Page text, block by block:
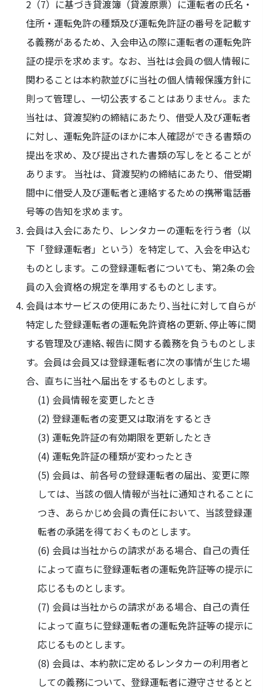
2（7）に基づき貸渡簿（貸渡原票）に運転者の氏名・
住所・運転免許の種類及び運転免許証の番号を記載す
る義務があるため、入会申込の際に運転者の運転免許
証の提示を求めます。なお、当社は会員の個人情報に
関わることは本約款並びに当社の個人情報保護方針に
則って管理し、一切公表することはありません。また
当社は、貸渡契約の締結にあたり、借受人及び運転者
に対し、運転免許証のほかに本人確認ができる書類の
提出を求め、及び提出された書類の写しをとることが
あります。 当社は、貸渡契約の締結にあたり、借受期
間中に借受人及び運転者と連絡するための携帯電話番
号等の告知を求めます。
会員は入会にあたり、レンタカーの運転を行う者（以
下「登録運転者」という）を特定して、入会を申込む
ものとします。この登録運転者についても、第2条の会
員の入会資格の規定を準用するものとします。
会員は本サービスの使用にあたり､当社に対して自らが
特定した登録運転者の運転免許資格の更新､停止等に関
する管理及び連絡､報告に関する義務を負うものとしま
す。会員は会員又は登録運転者に次の事情が生じた場
合、直ちに当社へ届出をするものとします。
会員情報を変更したとき
登録運転者の変更又は取消をするとき
運転免許証の有効期限を更新したとき
運転免許証の種類が変わったとき
会員は、前各号の登録運転者の届出、変更に際
しては、当該の個人情報が当社に通知されることに
つき、あらかじめ会員の責任において、当該登録運
転者の承諾を得ておくものとします。
会員は当社からの請求がある場合、自己の責任
によって直ちに登録運転者の運転免許証等の提示に
応じるものとします。
会員は当社からの請求がある場合、自己の責任
によって直ちに登録運転者の運転免許証等の提示に
応じるものとします。
会員は、本約款に定めるレンタカーの利用者と
しての義務について、登録運転者に遵守させるとと